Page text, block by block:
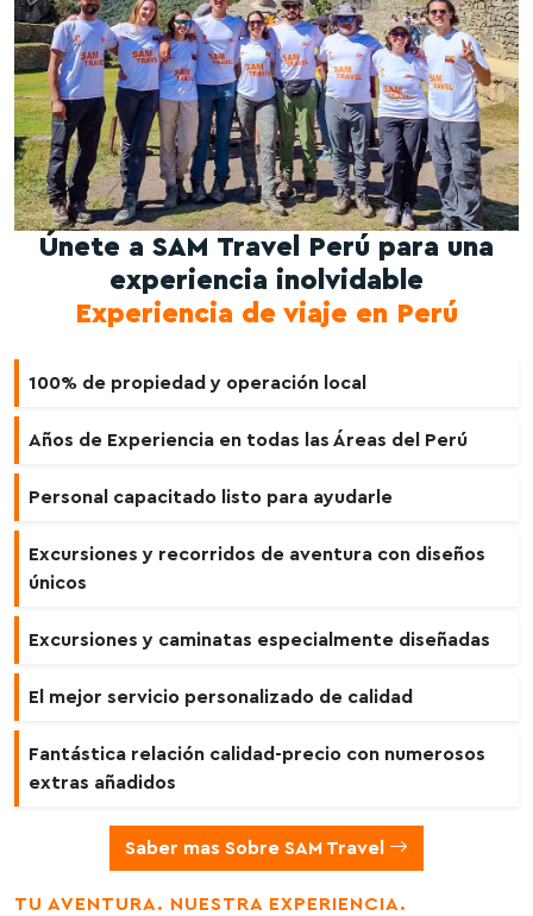
Únete a SAM Travel Perú para una
experiencia inolvidable
Experiencia de viaje en Perú
100% de propiedad y operación local
Años de Experiencia en todas las Áreas del Perú
Personal capacitado listo para ayudarle
Excursiones y recorridos de aventura con diseños
únicos
Excursiones y caminatas especialmente diseñadas
El mejor servicio personalizado de calidad
Fantástica relación calidad-precio con numerosos
extras añadidos
Saber mas Sobre SAM Travel
TU AVENTURA. NUESTRA EXPERIENCIA.